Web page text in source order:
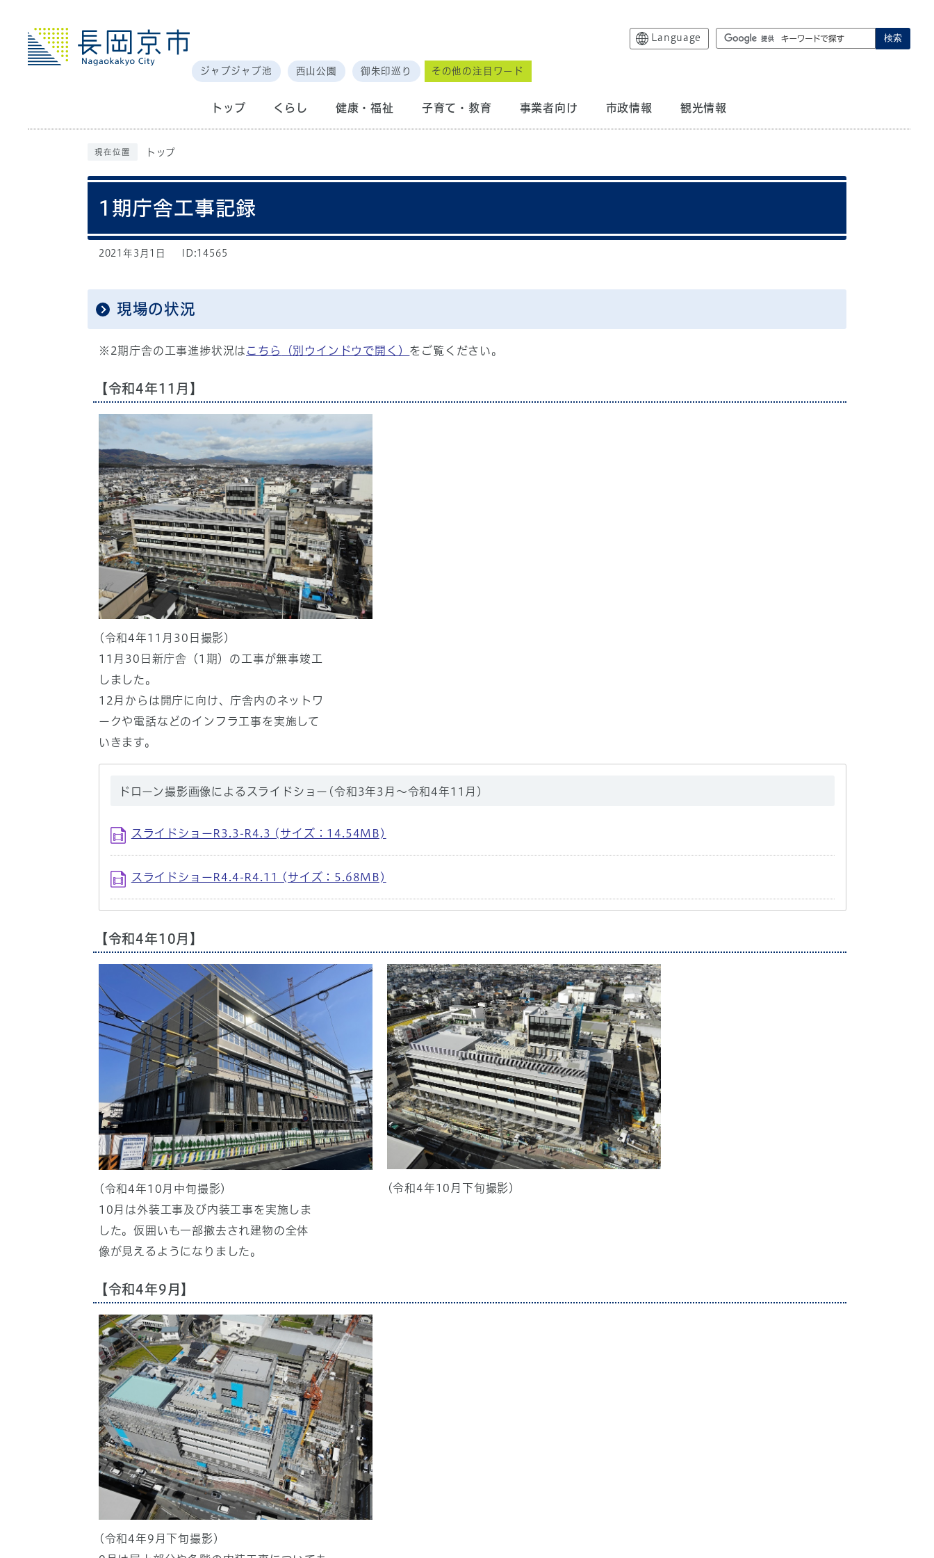
Language 検索
ジャブジャブ池 西山公園 御朱印巡り その他の注目ワード
トップ くらし 健康・福祉 子育て・教育 事業者向け 市政情報 観光情報
現在位置 トップ
1期庁舎工事記録
2021年3月1日 ID:14565
現場の状況
※2期庁舎の工事進捗状況は こちら （別ウインドウで開く） をご覧ください。
【令和4年11月】
(令和4年11月30日撮影)
11月30日新庁舎（1期）の工事が無事竣工
しました。
12月からは開庁に向け、庁舎内のネットワ
ークや電話などのインフラ工事を実施して
いきます。
ドローン撮影画像によるスライドショー(令和3年3月～令和4年11月)
スライドショーR3.3-R4.3 (サイズ：14.54MB)
スライドショーR4.4-R4.11 (サイズ：5.68MB)
【令和4年10月】
(令和4年10月中旬撮影)
10月は外装工事及び内装工事を実施しま
した。仮囲いも一部撤去され建物の全体
像が見えるようになりました。
(令和4年10月下旬撮影)
【令和4年9月】
(令和4年9月下旬撮影)